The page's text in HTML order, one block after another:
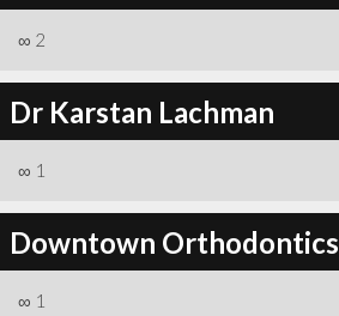
∞ 2
Dr Karstan Lachman
∞ 1
Downtown Orthodontics
∞ 1